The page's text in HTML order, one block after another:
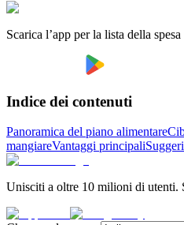
Scarica l’app per la lista della
Indice dei contenuti
Panoramica del piano alimentare
mangiareVantaggi principali
Unisciti a oltre 10 milioni di utenti.